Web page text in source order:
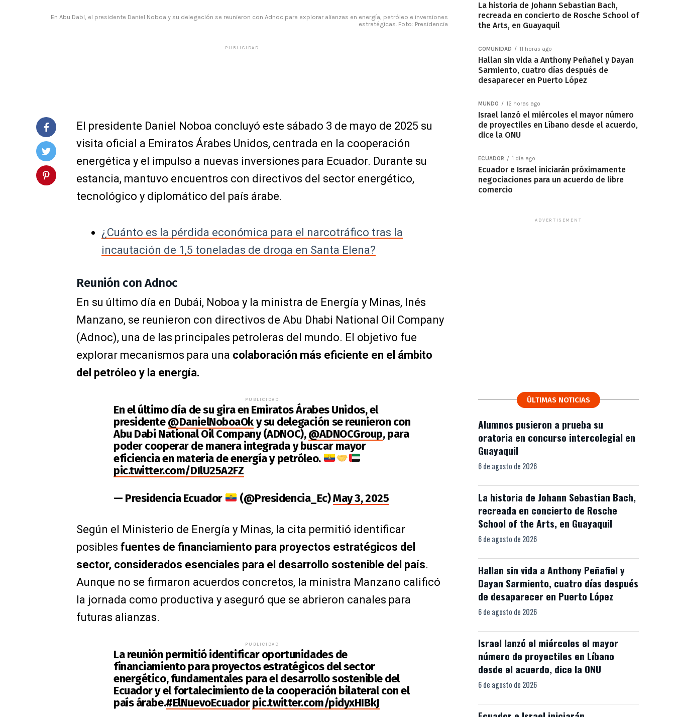
En Abu Dabi, el presidente Daniel Noboa y su delegación se reunieron con Adnoc para explorar alianzas en energía, petróleo e inversiones
estratégicas. Foto: Presidencia
PUBLICIDAD
El presidente Daniel Noboa concluyó este sábado 3 de mayo de 2025 su
visita oficial a Emiratos Árabes Unidos, centrada en la cooperación
energética y el impulso a nuevas inversiones para Ecuador. Durante su
estancia, mantuvo encuentros con directivos del sector energético,
tecnológico y diplomático del país árabe.
¿Cuánto es la pérdida económica para el narcotráfico tras la
incautación de 1,5 toneladas de droga en Santa Elena?
Reunión con Adnoc
En su último día en Dubái, Noboa y la ministra de Energía y Minas, Inés
Manzano, se reunieron con directivos de Abu Dhabi National Oil Company
(Adnoc), una de las principales petroleras del mundo. El objetivo fue
explorar mecanismos para una colaboración más eficiente en el ámbito
del petróleo y la energía.
PUBLICIDAD
En el último día de su gira en Emiratos Árabes Unidos, el
presidente@DanielNoboaOky su delegación se reunieron con
Abu Dabi National Oil Company (ADNOC),@ADNOCGroup, para
poder cooperar de manera integrada y buscar mayor
eficiencia en materia de energía y petróleo.
pic.twitter.com/DIlU25A2FZ
— Presidencia Ecuador (@Presidencia_Ec)May 3, 2025
Según el Ministerio de Energía y Minas, la cita permitió identificar
posibles fuentes de financiamiento para proyectos estratégicos del
sector, considerados esenciales para el desarrollo sostenible del país.
Aunque no se firmaron acuerdos concretos, la ministra Manzano calificó
la jornada como productiva y aseguró que se abrieron canales para
futuras alianzas.
PUBLICIDAD
La reunión permitió identificar oportunidades de
financiamiento para proyectos estratégicos del sector
energético, fundamentales para el desarrollo sostenible del
Ecuador y el fortalecimiento de la cooperación bilateral con el
país árabe.#ElNuevoEcuador pic.twitter.com/pidyxHIBkJ
La historia de Johann Sebastian Bach,
recreada en concierto de Rosche School of
the Arts, en Guayaquil
COMUNIDAD 11 horas ago
Hallan sin vida a Anthony Peñafiel y Dayan
Sarmiento, cuatro días después de
desaparecer en Puerto López
MUNDO 12 horas ago
Israel lanzó el miércoles el mayor número
de proyectiles en Líbano desde el acuerdo,
dice la ONU
ECUADOR 1 día ago
Ecuador e Israel iniciarán próximamente
negociaciones para un acuerdo de libre
comercio
ADVERTISEMENT
ÚLTIMAS NOTICIAS
Alumnos pusieron a prueba su
oratoria en concurso intercolegial en
Guayaquil
6 de agosto de 2026
La historia de Johann Sebastian Bach,
recreada en concierto de Rosche
School of the Arts, en Guayaquil
6 de agosto de 2026
Hallan sin vida a Anthony Peñafiel y
Dayan Sarmiento, cuatro días después
de desaparecer en Puerto López
6 de agosto de 2026
Israel lanzó el miércoles el mayor
número de proyectiles en Líbano
desde el acuerdo, dice la ONU
6 de agosto de 2026